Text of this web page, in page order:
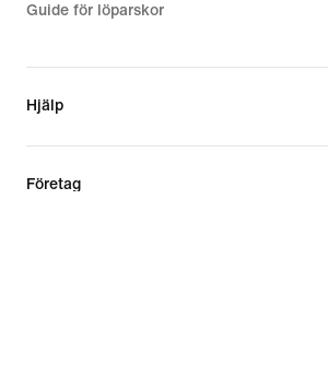
Guide för löparskor
Hjälp
Företag